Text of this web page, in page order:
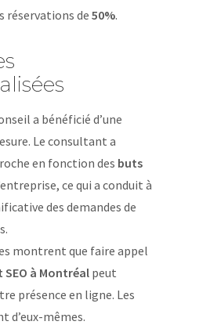
réservations de 50%.
a bénéficié d’une
Le consultant a
en fonction des buts
ce qui a conduit à
des demandes de
montrent que faire appel
à Montréal peut
présence en ligne. Les
d’eux-mêmes.